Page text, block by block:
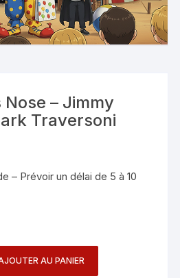
Nose – Jimmy
Traversoni
– Prévoir un délai de 5 à 10
AU PANIER